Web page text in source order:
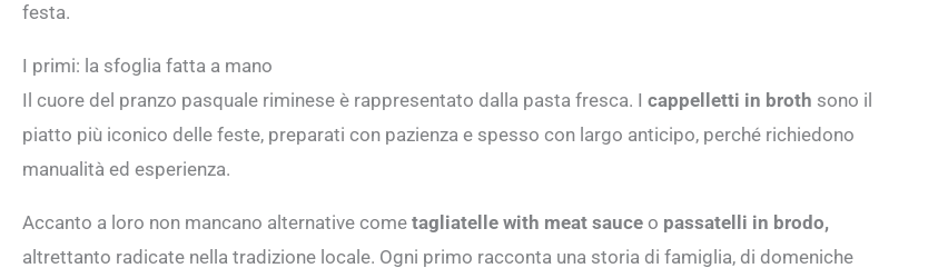
festa.
I primi: la sfoglia fatta a mano
Il cuore del pranzo pasquale riminese è rappresentato dalla pasta fresca. I cappelletti in broth sono il
piatto più iconico delle feste, preparati con pazienza e spesso con largo anticipo, perché richiedono
manualità ed esperienza.
Accanto a loro non mancano alternative come tagliatelle with meat sauce o passatelli in brodo,
altrettanto radicate nella tradizione locale. Ogni primo racconta una storia di famiglia, di domeniche